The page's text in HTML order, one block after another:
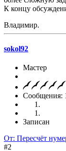
К концу
Владимир.
sokol92
Мастер
Сообщения:
Записан
От: Пересчёт
#2